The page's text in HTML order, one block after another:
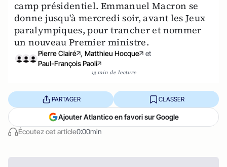
camp présidentiel. Emmanuel Macron se
donne jusqu'à mercredi soir, avant les Jeux
paralympiques, pour trancher et nommer
un nouveau Premier ministre.
Pierre Clairé , Matthieu Hocque
et
Paul-François Paoli
13 min de lecture
Écoutez cet article0:00min
PARTAGER CLASSER
Ajouter Atlantico en favori sur Google